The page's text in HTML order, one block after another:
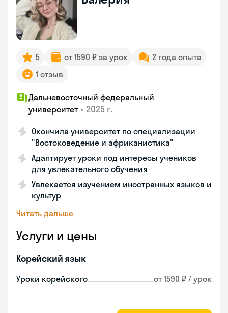
5 от 1590 ₽ за урок
2 года опыта
1 отзыв
Дальневосточный федеральный
университет • 2025 г.
Окончила университет по специализации
"Востоковедение и африканистика"
Адаптирует уроки под интересы учеников
для увлекательного обучения
Увлекается изучением иностранных языков и
культур
Читать дальше
Услуги и цены
Корейский язык
Уроки корейского от 1590 ₽ / урок